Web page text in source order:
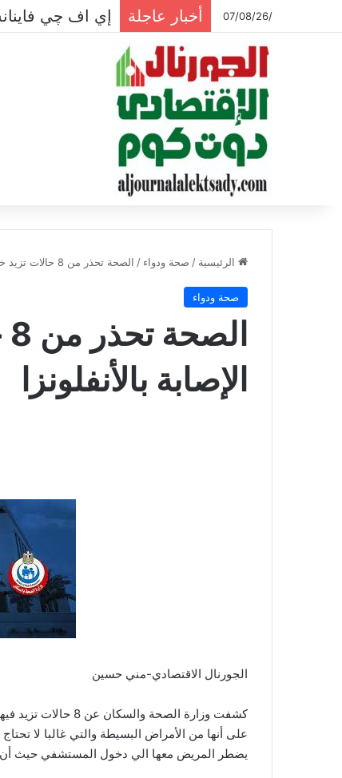
/07/08/26 أخبار عاجلة إي اف چي
الرئيسية / صحة ودواء / الصحة تحذر من 8 حالات تزيد خطورة الإصابة بالأنفلونزا
صحة ودواء
الإصابة بالأنفلونزا
الجورنال الاقتصادي-مني حسين
كشفت وزارة الصحة
على أنها من الأمراض البسيطة والتي غالبا لا
يضطر المريض معها الي دخول المستشفي حيث